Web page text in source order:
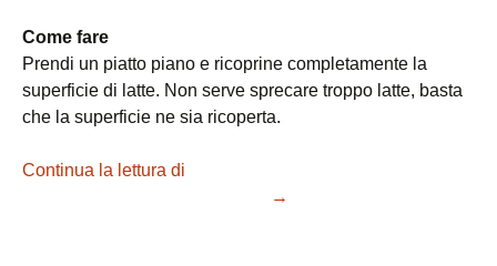
Come fare
Prendi un piatto piano e ricoprine completamente la
superficie di latte. Non serve sprecare troppo latte, basta
che la superficie ne sia ricoperta.
Continua la lettura di
→